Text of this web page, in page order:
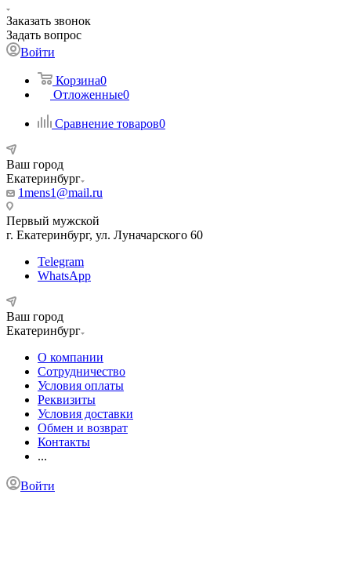
Заказать звонок
Задать вопрос
Войти
Корзина0
Отложенные0
Сравнение товаров0
Ваш город
Екатеринбург
1mens1@mail.ru
Первый мужской
г. Екатеринбург, ул. Луначарского 60
Telegram
WhatsApp
Ваш город
Екатеринбург
О компании
Сотрудничество
Условия оплаты
Реквизиты
Условия доставки
Обмен и возврат
Контакты
...
Войти